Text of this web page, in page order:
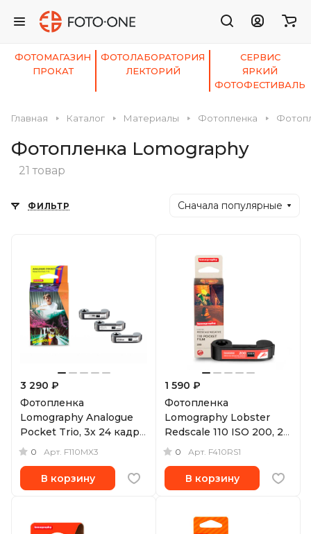
ФОТОМАГАЗИН ФОТОЛАБОРАТОРИЯ
СЕРВИС
ПРОКАТ
ЛЕКТОРИЙ
ЯРКИЙ
ФОТОФЕСТИВАЛЬ
Главная Каталог Материалы Фотопленка
Фотопленка Lomography
21 товар
ФИЛЬТР Сначала популярные
3 290 ₽
Фотопленка
Lomography Analogue
Pocket Trio, 3х 24 кадра,
110 формат
0 Арт. F110MX3
В корзину
1 590 ₽
Фотопленка
Lomography Lobster
Redscale 110 ISO 200, 24
кадра
0 Арт. F410RS1
В корзину